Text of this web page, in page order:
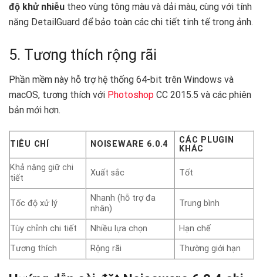
độ khử nhiễu theo vùng tông màu và dải màu, cùng với tính
năng DetailGuard để bảo toàn các chi tiết tinh tế trong ảnh.
5. Tương thích rộng rãi
Phần mềm này hỗ trợ hệ thống 64-bit trên Windows và
macOS, tương thích với Photoshop CC 2015.5 và các phiên
bản mới hơn.
TIÊU CHÍ NOISEWARE 6.0.4
CÁC PLUGIN
KHÁC
Khả năng giữ chi
tiết
Xuất sắc Tốt
Tốc độ xử lý
Nhanh (hỗ trợ đa
nhân)
Trung bình
Tùy chỉnh chi tiết Nhiều lựa chọn
Hạn chế
Tương thích
Rộng rãi Thường giới hạn